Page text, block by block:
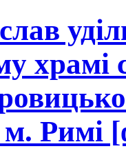
храмі
м. Римі